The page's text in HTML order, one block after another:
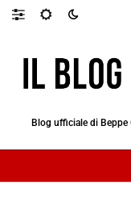
Blog ufficiale di